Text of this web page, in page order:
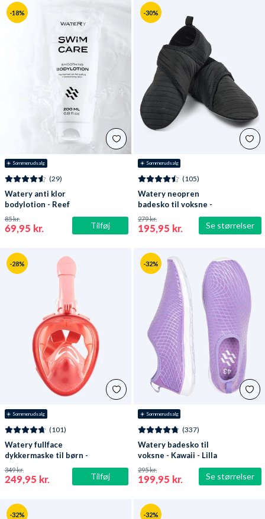
-18%
☀️ Sommerudsalg
Tilføj
(29)
Watery anti klor
bodylotion - Reef
69,95 kr.
85 kr.
-30%
☀️ Sommerudsalg
Se størrelser
(105)
Watery neopren
badesko til voksne -
Poseidon - Sort
195,95 kr.
279 kr.
-28%
☀️ Sommerudsalg
Tilføj
(101)
Watery fullface
dykkermaske til børn -
Oxygen - Atlantic Pink
249,95 kr.
349 kr.
-32%
☀️ Sommerudsalg
Se størrelser
(337)
Watery badesko til
voksne - Kawaii - Lilla
199,95 kr.
295 kr.
-32% -32%